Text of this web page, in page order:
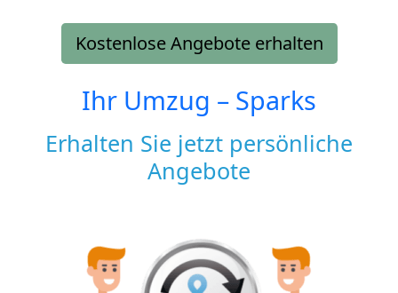
Kostenlose Angebote erhalten
Ihr Umzug – Sparks
Erhalten Sie jetzt persönliche
Angebote